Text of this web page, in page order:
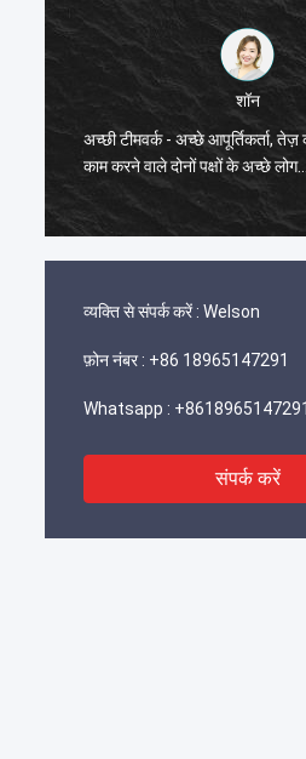
शॉन
अच्छी टीमवर्क - अच्छे आपूर्तिकर्ता,
काम करने वाले दोनों पक्षों के अच्छे
व्यक्ति से संपर्क करें : Welson
फ़ोन नंबर : +86 18965147291
Whatsapp : +8618965147291
संपर्क करें